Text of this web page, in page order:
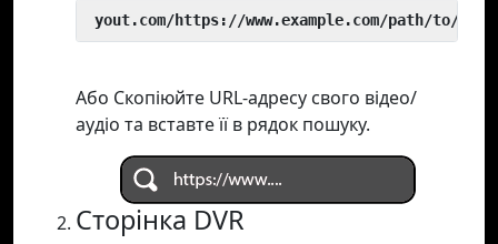
yout.com/https://www.example.com/path/to/
Або Скопіюйте URL-адресу свого відео/
аудіо та вставте її в рядок пошуку.
Сторінка DVR